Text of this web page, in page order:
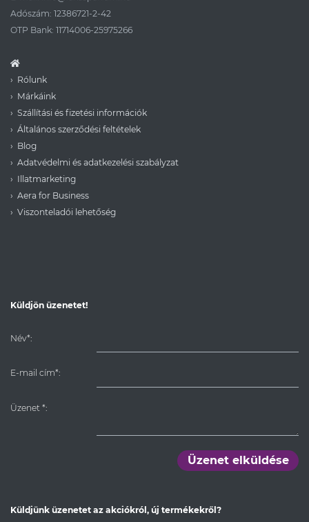
Adószám: 12386721-2-42
OTP Bank: 11714006-25975266
Rólunk
Márkáink
Szállítási és fizetési információk
Általános szerződési feltételek
Blog
Adatvédelmi és adatkezelési szabályzat
Illatmarketing
Aera for Business
Viszonteladói lehetőség
Küldjön üzenetet!
Név*:
E-mail cím*:
Üzenet *:
Üzenet elküldése
Küldjünk üzenetet az akciókról, új termékekről?